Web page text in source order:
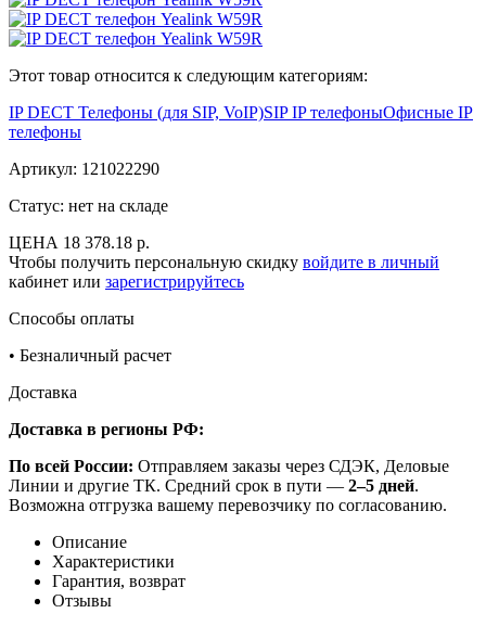
Этот товар относится к следующим категориям:
IP DECT Телефоны (для SIP, VoIP)SIP IP телефоныОфисные IP
телефоны
Артикул: 121022290
Статус: нет на складе
ЦЕНА 18 378.18 р.
Чтобы получить персональную скидку войдите в личный
кабинет или зарегистрируйтесь
Способы оплаты
• Безналичный расчет
Доставка
Доставка в регионы РФ:
По всей России: Отправляем заказы через СДЭК, Деловые
Линии и другие ТК. Средний срок в пути — 2–5 дней.
Возможна отгрузка вашему перевозчику по согласованию.
Описание
Характеристики
Гарантия, возврат
Отзывы